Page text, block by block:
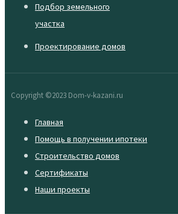
Подбор земельного
участка
Проектирование домов
Copyright ©2023 Dom-v-kazani.ru
Главная
Помощь в получении ипотеки
Строительство домов
Сертификаты
Наши проекты